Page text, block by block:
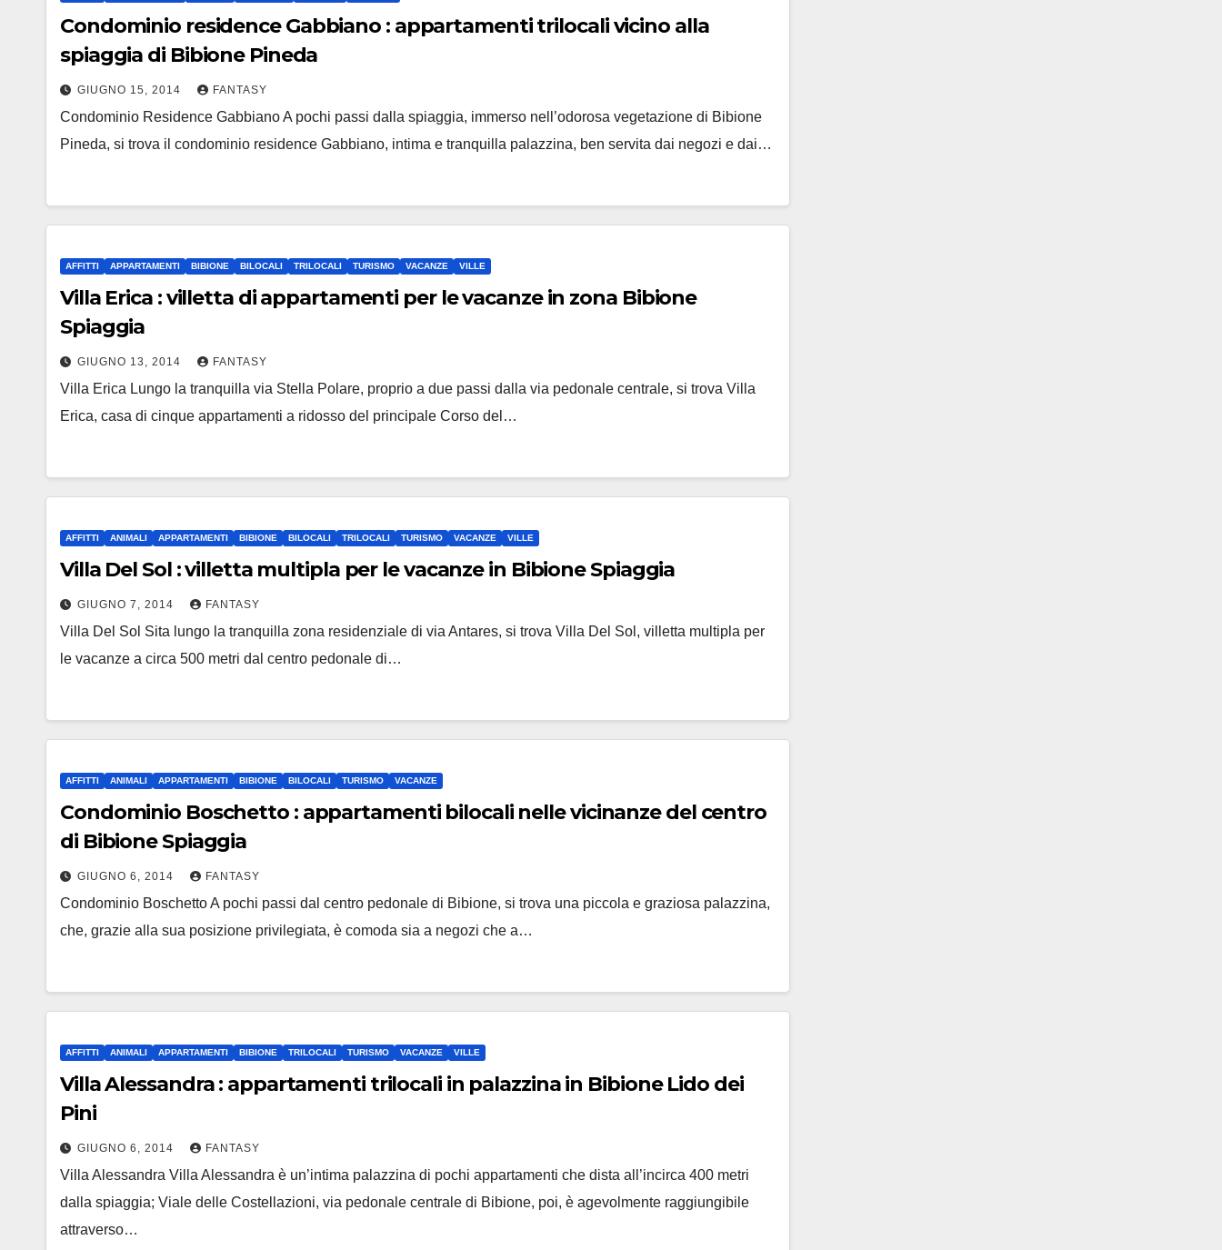
Condominio residence Gabbiano : appartamenti trilocali vicino alla
spiaggia di Bibione Pineda
GIUGNO 15, 2014 FANTASY
Condominio Residence Gabbiano A pochi passi dalla spiaggia, immerso nell’odorosa vegetazione di Bibione
Pineda, si trova il condominio residence Gabbiano, intima e tranquilla palazzina, ben servita dai negozi e dai…
AFFITTI APPARTAMENTI BIBIONE BILOCALI TRILOCALI TURISMO VACANZE VILLE
Villa Erica : villetta di appartamenti per le vacanze in zona Bibione
Spiaggia
GIUGNO 13, 2014 FANTASY
Villa Erica Lungo la tranquilla via Stella Polare, proprio a due passi dalla via pedonale centrale, si trova Villa
Erica, casa di cinque appartamenti a ridosso del principale Corso del…
AFFITTI ANIMALI APPARTAMENTI BIBIONE BILOCALI TRILOCALI TURISMO VACANZE VILLE
Villa Del Sol : villetta multipla per le vacanze in Bibione Spiaggia
GIUGNO 7, 2014 FANTASY
Villa Del Sol Sita lungo la tranquilla zona residenziale di via Antares, si trova Villa Del Sol, villetta multipla per
le vacanze a circa 500 metri dal centro pedonale di…
AFFITTI ANIMALI APPARTAMENTI BIBIONE BILOCALI TURISMO VACANZE
Condominio Boschetto : appartamenti bilocali nelle vicinanze del centro
di Bibione Spiaggia
GIUGNO 6, 2014 FANTASY
Condominio Boschetto A pochi passi dal centro pedonale di Bibione, si trova una piccola e graziosa palazzina,
che, grazie alla sua posizione privilegiata, è comoda sia a negozi che a…
AFFITTI ANIMALI APPARTAMENTI BIBIONE TRILOCALI TURISMO VACANZE VILLE
Villa Alessandra : appartamenti trilocali in palazzina in Bibione Lido dei
Pini
GIUGNO 6, 2014 FANTASY
Villa Alessandra Villa Alessandra è un’intima palazzina di pochi appartamenti che dista all’incirca 400 metri
dalla spiaggia; Viale delle Costellazioni, via pedonale centrale di Bibione, poi, è agevolmente raggiungibile
attraverso…